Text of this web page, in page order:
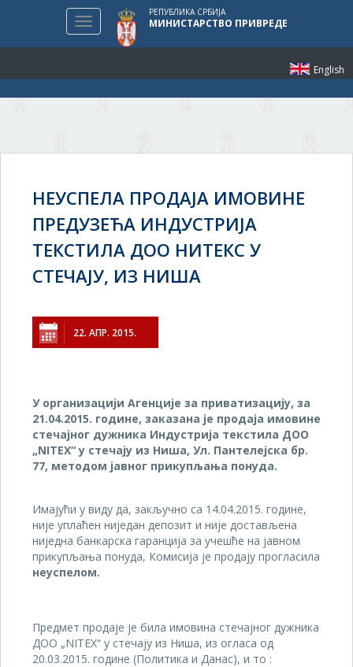
English
Toggle
navigation
РЕПУБЛИКА СРБИЈА
МИНИСТАРСТВО ПРИВРЕДЕ
НЕУСПЕЛА ПРОДАЈА ИМОВИНЕ
ПРЕДУЗЕЋА ИНДУСТРИЈА
ТЕКСТИЛА ДОО НИТЕКС У
СТЕЧАЈУ, ИЗ НИША
22. АПР. 2015.
У организацији Агенције за приватизацију, за
21.04.2015. године, заказана је продаја имовине
стечајног дужника Индустрија текстила ДОО
„NITEX“ у стечају из Ниша, Ул. Пантелејска бр.
77, методом јавног прикупљања понуда.
Имајући у виду да, закључно са 14.04.2015. године,
није уплаћен ниједан депозит и није достављена
ниједна банкарска гаранција за учешће на јавном
прикупљања понуда, Комисија је продају прогласила
неуспелом.
Предмет продаје је била имовина стечајног дужника
ДОО „NITEX“ у стечају из Ниша, из огласа од
20.03.2015. године (Политика и Данас), и то :